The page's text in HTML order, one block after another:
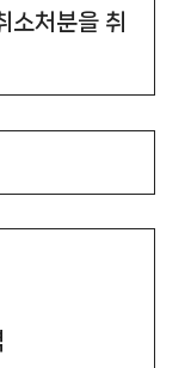
처분을 취